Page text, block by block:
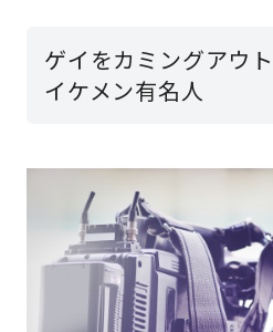
ゲイをカミングアウ
イケメン有名人